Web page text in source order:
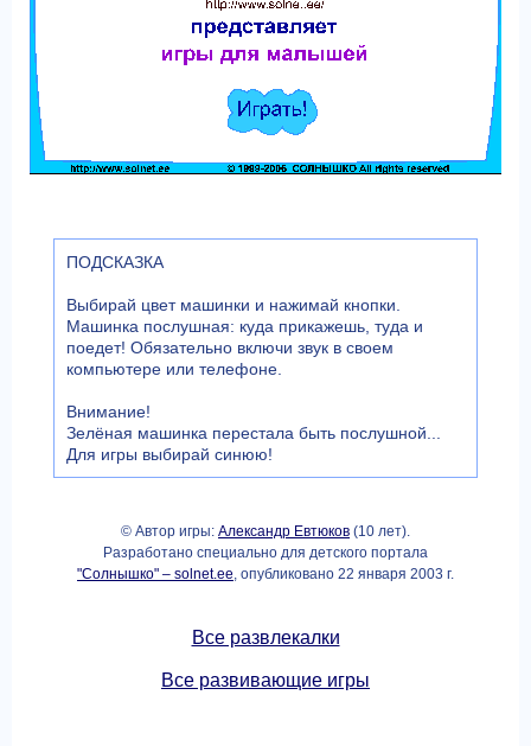
ПОДСКАЗКА
Выбирай цвет машинки и нажимай кнопки.
Машинка послушная: куда прикажешь, туда и
поедет! Обязательно включи звук в своем
компьютере или телефоне.
Внимание!
Зелёная машинка перестала быть послушной...
Для игры выбирай синюю!
© Автор игры: Александр Евтюков (10 лет).
Разработано специально для детского портала
"Солнышко" – solnet.ee , опубликовано 22 января 2003 г.
Все развлекалки
Все развивающие игры